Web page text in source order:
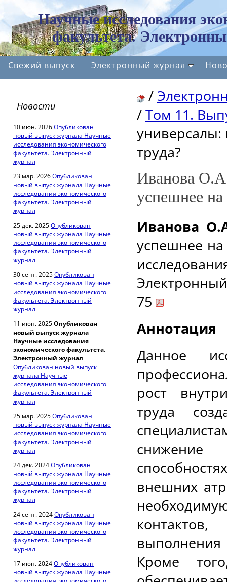
Научные исследования
факультета.
Свежий выпуск Электронный журнал
Новости
10 июн. 2026Опубликован
новый выпуск журнала Научные
исследования экономического
факультета. Электронный
журнал
23 мар. 2026Опубликован
новый выпуск журнала Научные
исследования экономического
факультета. Электронный
журнал
25 дек. 2025Опубликован
новый выпуск журнала Научные
исследования экономического
факультета. Электронный
журнал
30 сент. 2025Опубликован
новый выпуск журнала Научные
исследования экономического
факультета. Электронный
журнал
11 июн. 2025Опубликован
новый выпуск журнала
Научные исследования
экономического факультета.
Электронный журнал
Опубликован новый выпуск
журнала Научные
исследования экономического
факультета. Электронный
журнал
25 мар. 2025Опубликован
новый выпуск журнала Научные
исследования экономического
факультета. Электронный
журнал
24 дек. 2024Опубликован
новый выпуск журнала Научные
исследования экономического
факультета. Электронный
журнал
24 сент. 2024Опубликован
новый выпуск журнала Научные
исследования экономического
факультета. Электронный
журнал
17 июн. 2024Опубликован
новый выпуск журнала Научные
/
/Том 11.
универсалы:
труда?
Иванова
успешнее на
Иванова
успешнее
75
Аннотация
Данное
рост
труда
внешних
Кроме